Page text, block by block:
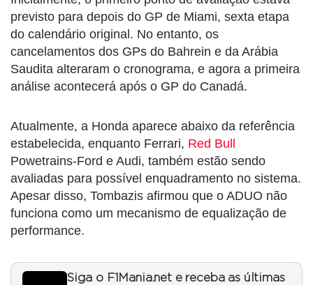
previsto para depois do GP de Miami, sexta etapa
do calendário original. No entanto, os
cancelamentos dos GPs do Bahrein e da Arábia
Saudita alteraram o cronograma, e agora a primeira
análise acontecerá após o GP do Canadá.
Atualmente, a Honda aparece abaixo da referência
estabelecida, enquanto Ferrari, Red Bull
Powetrains-Ford e Audi, também estão sendo
avaliadas para possível enquadramento no sistema.
Apesar disso, Tombazis afirmou que o ADUO não
funciona como um mecanismo de equalização de
performance.
Siga o F1Mania.net e receba as últimas